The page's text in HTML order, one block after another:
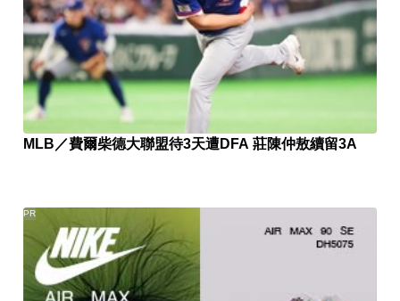
MLB／費爾柴德大聯盟待3天遭DFA 莊陳仲敖續留3A
PR